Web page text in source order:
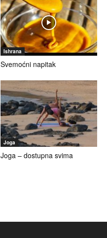
Ishrana
Svemoćni napitak
Joga
Joga – dostupna svima